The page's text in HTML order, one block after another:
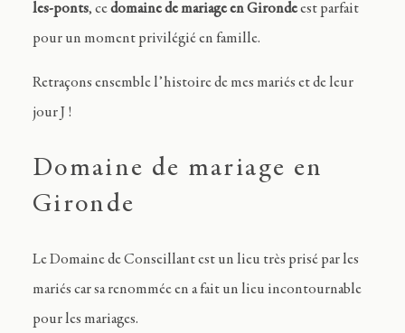
les-ponts, cedomaine de mariage en Girondeest parfait
pour un moment privilégié en famille.
Retraçons ensemble l’histoire de mes mariés et de leur
jour J !
Domaine de mariage en
Gironde
Le Domaine de Conseillant est un lieu très prisé par les
mariés car sa renommée en a fait un lieu incontournable
pour les mariages.